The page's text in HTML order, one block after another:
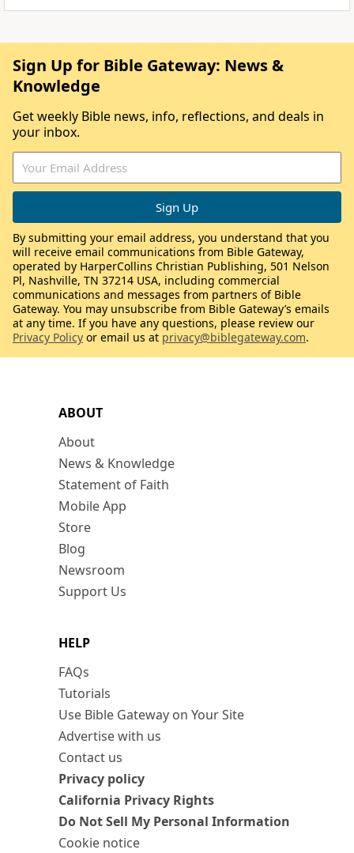
ABOUT
About
News & Knowledge
Statement of Faith
Mobile App
Store
Blog
Newsroom
Support Us
HELP
FAQs
Tutorials
Use Bible Gateway on Your Site
Advertise with us
Contact us
Privacy policy
California Privacy Rights
Do Not Sell My Personal Information
Cookie notice
Sign Up for Bible Gateway: News &
Knowledge
Get weekly Bible news, info, reflections, and deals in
your inbox.
By submitting your email address, you understand that you
will receive email communications from Bible Gateway,
operated by HarperCollins Christian Publishing, 501 Nelson
Pl, Nashville, TN 37214 USA, including commercial
communications and messages from partners of Bible
Gateway. You may unsubscribe from Bible Gateway’s emails
at any time. If you have any questions, please review our
Privacy Policy or email us at privacy@biblegateway.com.